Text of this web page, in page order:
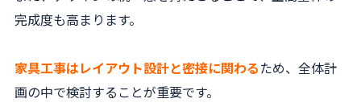
完成度も高まります。
家具工事はレイアウト設計と密接に関わるため、全体計
画の中で検討することが重要です。